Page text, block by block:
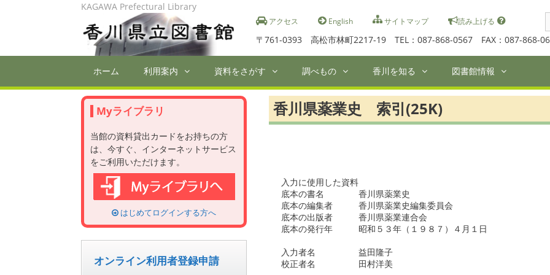
アクセス English サイトマップ 読み上げる
〒761-0393 高松市林町2217-19 TEL：087-868-0567 FAX：087-868-
KAGAWA Prefectural Library
ホーム 利用案内 資料をさがす 調べもの 香川を知る 図書館情報
香川県薬業史 索引(25K)
入力に使用した資料
底本の書名　　　　香川県薬業史
底本の編集者　　　香川県薬業史編集委員会
底本の出版者　　　香川県薬業連合会
底本の発行年　　　昭和５３年（１９８７）４月１日
入力者名　　　　　益田隆子
校正者名　　　　　田村洋美
Myライブラリ
当館の資料貸出カードをお持ちの方
は、今すぐ、インターネットサービス
をご利用いただけます。
はじめてログインする方へ
オンライン利用者登録申請